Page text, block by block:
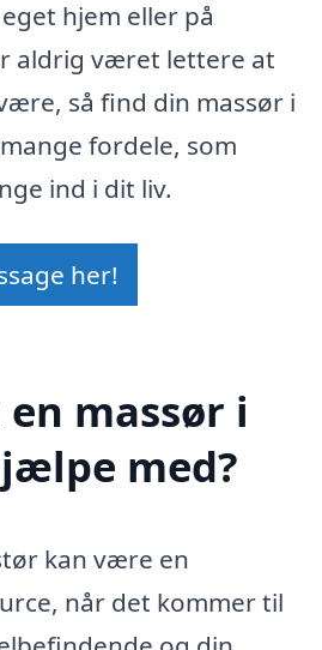
hjem eller på
aldrig været lettere at
så find din massør i
fordele, som
ind i dit liv.
her!
massør i
med?
kan være en
når det kommer til